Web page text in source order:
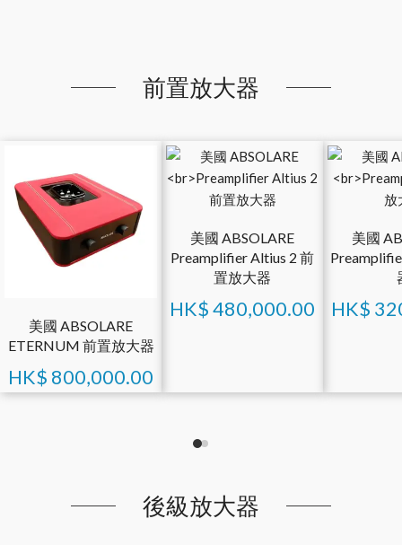
前置放大器
美國 ABSOLARE
ETERNUM 前置放大器
HK$ 800,000.00
美國 ABSOLARE
Preamplifier Altius 2 前
置放大器
HK$480,000.00
美國
HK$
後級放大器